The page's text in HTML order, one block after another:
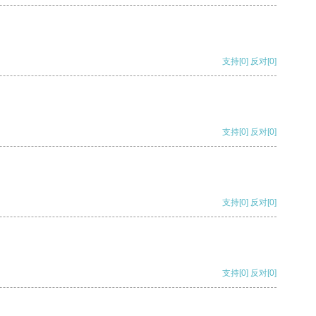
支持[0] 反对[0]
支持[0] 反对[0]
支持[0] 反对[0]
支持[0] 反对[0]